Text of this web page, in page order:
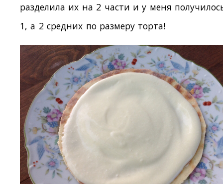
разделила их на 2 части и у меня
1, а 2 средних по размеру торта!